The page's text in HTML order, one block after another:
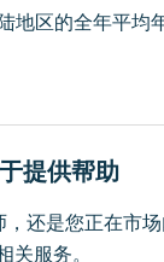
地区的全年平均
提供帮助
还是您正在市
服务。